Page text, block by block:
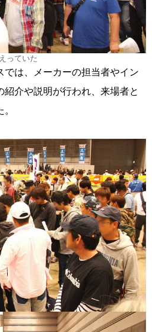
っていた
は、メーカーの担当者やイン
介や説明が行われ、来場者と